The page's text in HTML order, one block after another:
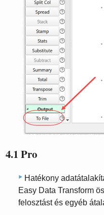
4.1 Pro
Hatékony
Easy Data Transform
felosztást és egyéb